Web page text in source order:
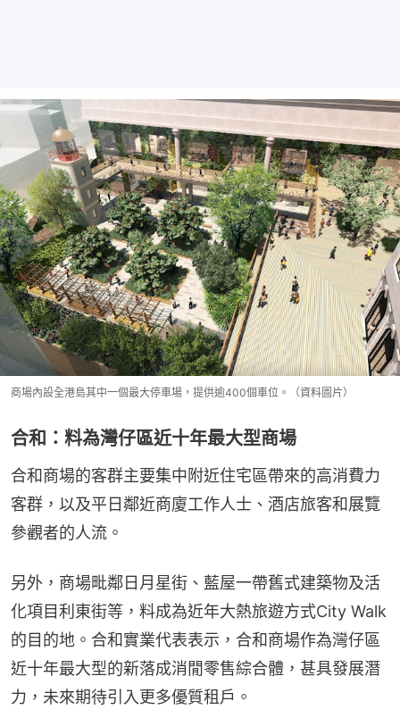
商場內設全港島其中一個最大停車場，提供逾400個車位。（資料圖片）
合和：料為灣仔區近十年最大型商場
合和商場的客群主要集中附近住宅區帶來的高消費力
客群，以及平日鄰近商廈工作人士、酒店旅客和展覽
參觀者的人流。
另外，商場毗鄰日月星街、藍屋一帶舊式建築物及活
化項目利東街等，料成為近年大熱旅遊方式City Walk
的目的地。合和實業代表表示，合和商場作為灣仔區
近十年最大型的新落成消閒零售綜合體，甚具發展潛
力，未來期待引入更多優質租戶。